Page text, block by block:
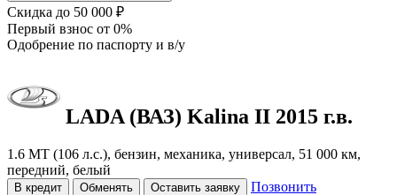
Скидка до 50 000 ₽
Первый взнос от 0%
Одобрение по паспорту и в/у
LADA (ВАЗ) Kalina II 2015 г.в.
1.6 MT (106 л.с.), бензин, механика, универсал, 51 000 км,
передний, белый
В кредит Обменять Оставить заявку
Позвонить